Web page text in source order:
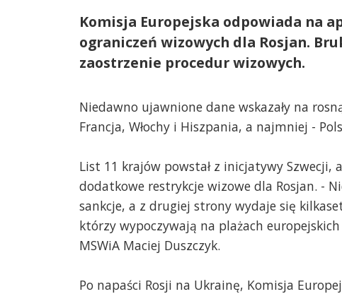
Komisja Europejska odpowiada na
ograniczeń wizowych dla Rosjan.
zaostrzenie procedur wizowych.
Niedawno ujawnione dane wskazały na
Francja, Włochy i Hiszpania, a najmniej -
List 11 krajów powstał z inicjatywy Szwecji,
dodatkowe restrykcje wizowe dla Rosjan. -
sankcje, a z drugiej strony wydaje się
którzy wypoczywają na plażach
MSWiA Maciej Duszczyk.
Po napaści Rosji na Ukrainę, Komisja